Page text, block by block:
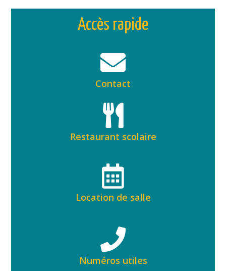
Accès rapide
Contact
Restaurant scolaire
Location de salle
Numéros utiles